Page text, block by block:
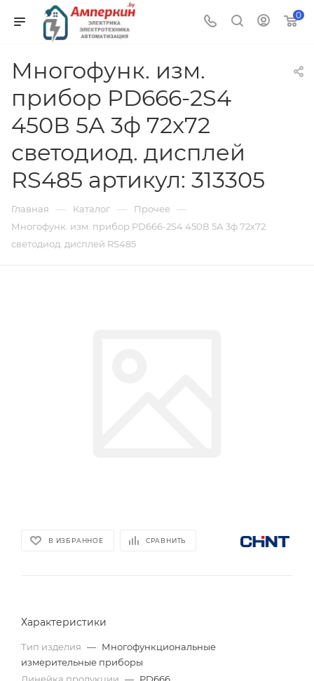
0
Многофунк. изм.
прибор PD666-2S4
450В 5А 3ф 72x72
светодиод. дисплей
RS485 артикул: 313305
Главная — Каталог — Прочее —
Многофунк. изм. прибор PD666-2S4 450В 5А 3ф 72x72
светодиод. дисплей RS485
В ИЗБРАННОЕ СРАВНИТЬ
Характеристики
Тип изделия — Многофункциональные
измерительные приборы